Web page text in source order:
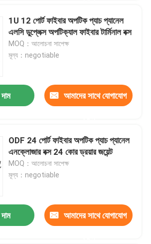
1U 12 পোর্ট ফাইবার অপটিক প্যাচ প্যানেল
এলসি ডুপ্লেক্স অপটিক্যাল ফাইবার টার্মিনাল বক্স
MOQ：আলোচনা সাপেক্ষ
মূল্য：negotiable
আমাদের সাথে যোগাযোগ
ODF 24 পোর্ট ফাইবার অপটিক প্যাচ প্যানেল
এনক্লোজার বক্স 24 কোর ড্রয়ার জয়েন্ট
MOQ：আলোচনা সাপেক্ষ
মূল্য：negotiable
আমাদের সাথে যোগাযোগ